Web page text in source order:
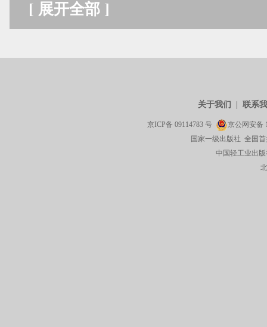
[ 展开全部 ]
关于我们 联系
京ICP备 09114783 号 京公网安备
国家一级出版社 全国
中国轻工业出版